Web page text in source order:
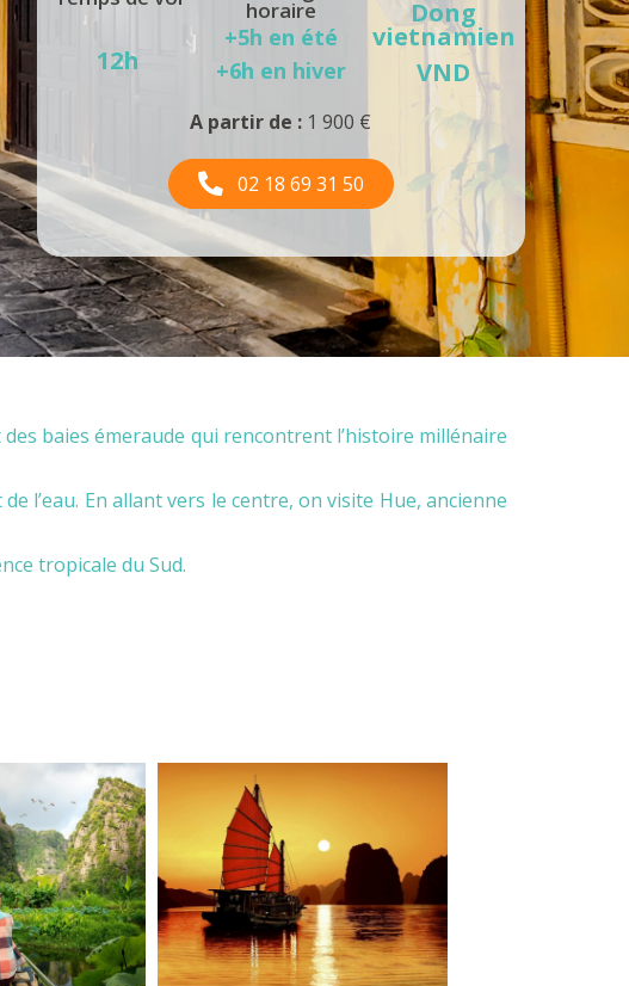
12h
horaire
+5h en été
+6h en hiver
Dong
vietnamien
VND
A partir de : 1 900 €
02 18 69 31 50
baies émeraude qui rencontrent l’histoire millénaire
l’eau. En allant vers le centre, on visite Hue, ancienne
tropicale du Sud.